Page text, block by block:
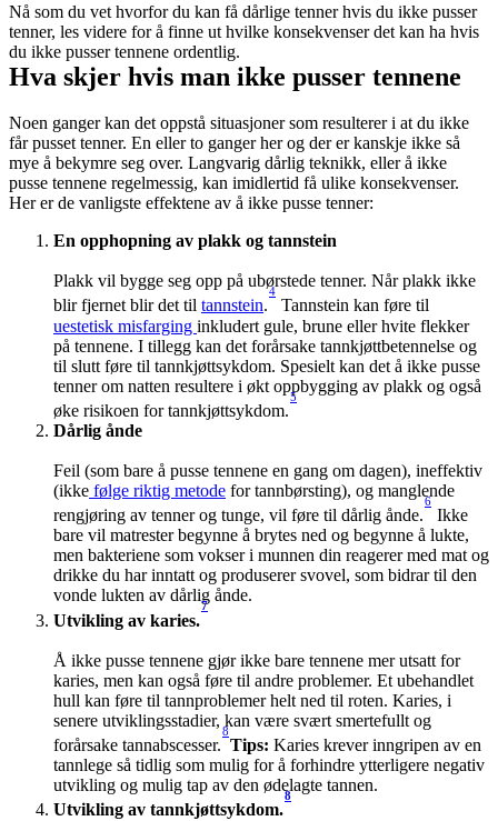
Nå som du vet hvorfor du kan få dårlige tenner hvis du ikke pusser
tenner, les videre for å finne ut hvilke konsekvenser det kan ha hvis
du ikke pusser tennene ordentlig.
Hva skjer hvis man ikke pusser tennene
Noen ganger kan det oppstå situasjoner som resulterer i at du ikke
får pusset tenner. En eller to ganger her og der er kanskje ikke så
mye å bekymre seg over. Langvarig dårlig teknikk, eller å ikke
pusse tennene regelmessig, kan imidlertid få ulike konsekvenser.
Her er de vanligste effektene av å ikke pusse tenner:
En opphopning av plakk og tannstein
Plakk vil bygge seg opp på ubørstede tenner. Når plakk ikke
blir fjernet blir det til tannstein.
4
uestetisk misfarging inkludert gule, brune eller hvite flekker
på tennene. I tillegg kan det forårsake tannkjøttbetennelse og
til slutt føre til tannkjøttsykdom. Spesielt kan det å ikke pusse
tenner om natten resultere i økt oppbygging av plakk og også
øke risikoen for tannkjøttsykdom.
5
Dårlig ånde
Feil (som bare å pusse tennene en gang om dagen), ineffektiv
(ikke følge riktig metode for tannbørsting), og manglende
rengjøring av tenner og tunge, vil føre til dårlig ånde.
6
Ikke
bare vil matrester begynne å brytes ned og begynne å lukte,
men bakteriene som vokser i munnen din reagerer med mat og
drikke du har inntatt og produserer svovel, som bidrar til den
vonde lukten av dårlig ånde.
Utvikling av karies.
7
Å ikke pusse tennene gjør ikke bare tennene mer utsatt for
karies, men kan også føre til andre problemer. Et ubehandlet
hull kan føre til tannproblemer helt ned til roten. Karies, i
senere utviklingsstadier, kan være svært smertefullt og
forårsake tannabscesser.
8
Tips: Karies krever inngripen av en
tannlege så tidlig som mulig for å forhindre ytterligere negativ
utvikling og mulig tap av den ødelagte tannen.
Utvikling av tannkjøttsykdom.
8